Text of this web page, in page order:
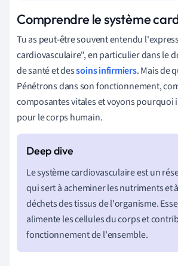
Comprendre le système
Tu as peut-être souvent entendu
cardiovasculaire", en particulier dans le
de santé et dessoins infirmiers. Mais de
Pénétrons dans son fonctionnement,
composantes vitales et voyons pourquoi
pour le corps humain.
Le système cardiovasculaire est un
qui sert à acheminer les nutriments et
déchets des tissus de l'organisme.
alimente les cellules du corps et
fonctionnement de l'ensemble.